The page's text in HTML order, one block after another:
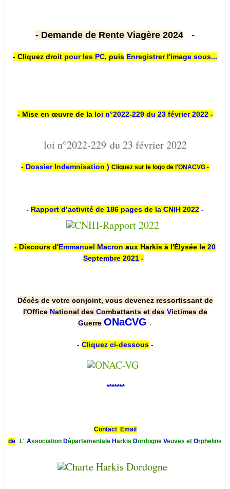
- Demande de Rente Viagère 2024 -
- Cliquez droit pour les PC, puis Enregistrer l'image sous...
- Mise en œuvre de la loi n°2022-229 du 23 février 2022 -
loi n°2022-229 du 23 février 2022
- Dossier Indemnisation ) Cliquez sur le logo de l'ONACVG -
- Rapport d’activité de 186 pages de la CNIH 2022 -
- Discours d'Emmanuel Macron aux Harkis à l'Élysée le 20
Septembre 2021 -
Décès de votre conjoint, vous devenez ressortissant de
l'Office National des Combattants et des Victimes de
Guerre ONaCVG .
- Cliquez ci-dessous-
*******
Contact Email
de
L' Association Départementale Harkis Dordogne Veuves et Orphelins